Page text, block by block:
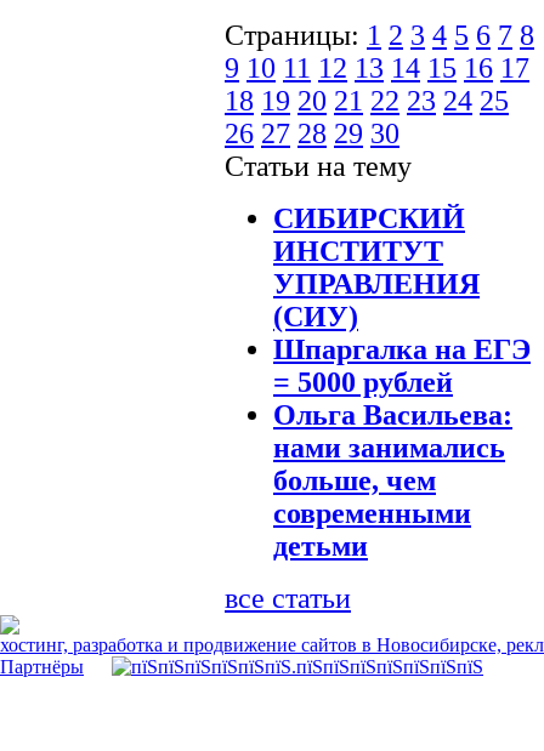
Страницы: 1 2 3 4 5 6 7 8
9 10 11 12 13 14 15 16 17
18 19 20 21 22 23 24 25
26 27 28 29 30
Статьи на тему
СИБИРСКИЙ
ИНСТИТУТ
УПРАВЛЕНИЯ
(СИУ)
Шпаргалка на ЕГЭ
= 5000 рублей
Ольга Васильева:
нами занимались
больше, чем
современными
детьми
все статьи
хостинг, разработка и продвижение сайтов в Новосибирске,
Партнёры